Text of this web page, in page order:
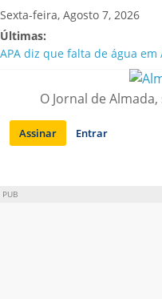
Saltar
para
conteúdo
Sexta-feira, Agosto 7, 2026
Últimas:
APA diz que falta de água
Laranjeiro | Cultura pop
Ponte 25 de Abril celebra 60
Lisboa e Almada
Situação de alerta em
O Jornal de
Assinar Entrar
PUB